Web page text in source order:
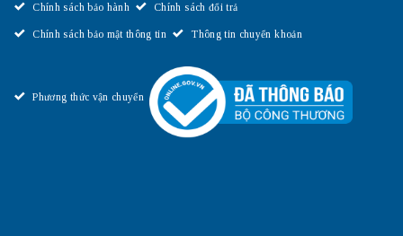
Chính sách bảo hành Chính sách đổi trả
Chính sách bảo mật thông tin Thông tin chuyển khoản
Phương thức vận chuyển